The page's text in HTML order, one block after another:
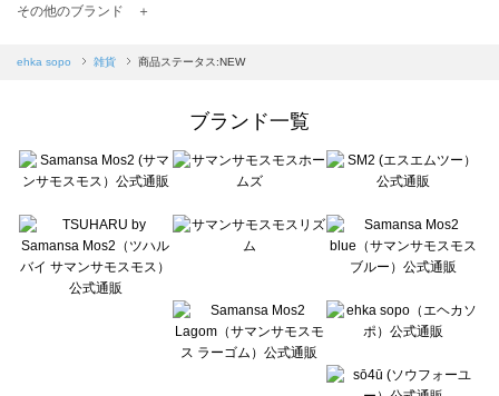
TSUHARU by Samansa Mos2（ツハルバイサマンサモスモス）の雑貨一覧
Samansa Mos2 blue（サマンサモスモス ブルー）の雑貨一覧
sō4ū（ソウフォーユー）の雑貨一覧
Te chichi（テチチ）の雑貨一覧
Te chichi CLASSIC（テチチ クラシック）の雑貨一覧
Lugnoncure（ルノンキュール）の雑貨一覧
BETTY'S BLUE（べティーズブルー）の雑貨一覧
Wpc.（ワールドパーティー）の雑貨一覧
その他のブランド ＋
ehka sopo 雑貨 商品ステータス:NEW
ブランド一覧